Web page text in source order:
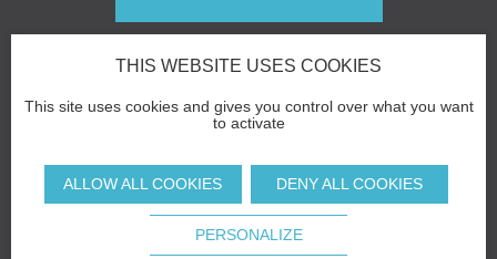
THIS WEBSITE USES COOKIES
This site uses cookies and gives you control over what you want
to activate
ALLOW ALL COOKIES DENY ALL COOKIES
PERSONALIZE